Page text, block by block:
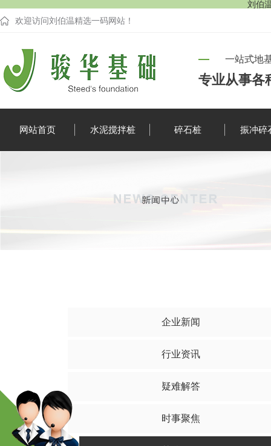
刘伯
欢迎访问刘伯温精选一码网站！
一站式地
专业从事各
网站首页 水泥搅拌桩 碎石桩 振冲碎
企业新闻
企业新闻
行业资讯
疑难解答
时事聚焦